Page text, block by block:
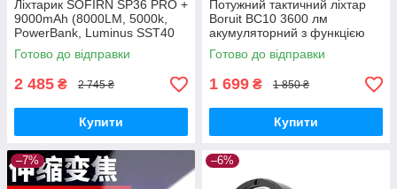
Ліхтарик SOFIRN SP36 PRO +
9000mAh (8000LM, 5000k,
PowerBank, Luminus SST40
x4, USB-C, IPX8, 18650 x3)
Готово до відправки
2 485 ₴ 2 745 ₴
Купити
Потужний тактичний ліхтар
Boruit BC10 3600 лм
акумуляторний з функцією
PowerBank (Cree XHP70.2)
Готово до відправки
1 699 ₴ 1 850 ₴
Купити
–7% –6%